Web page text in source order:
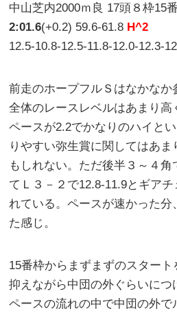
中山芝内2000ｍ良 17頭８枠15番
2:01.6(+0.2) 59.6-61.8 H^2
12.5-10.8-12.5-11.8-12.0-12.3-
前走のホープフルＳはなかなか
全体のレースレベルはあまり高
ペースが2.2でかなりのハイと
りやすい弥生賞に関してはあ
もしれない。ただ後半３～４
てＬ３－２で12.8-11.9とギア
れている。ペースが速かった分
た感じ。
15番枠からまずまずのスタート
抑えながら中団の外ぐらいにつ
ペースの流れの中で中団の外で